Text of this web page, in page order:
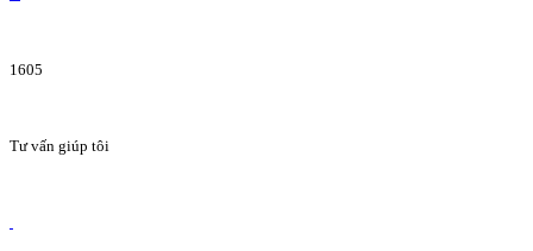
1605
Tư vấn giúp tôi